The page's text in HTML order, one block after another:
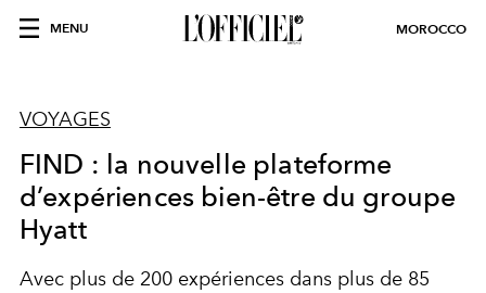
MENU MOROCCO
VOYAGES
FIND : la nouvelle plateforme
d’expériences bien-être du groupe
Hyatt
Avec plus de 200 expériences dans plus de 85